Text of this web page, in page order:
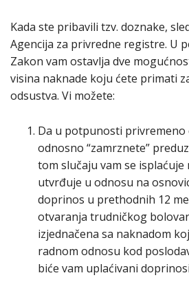
Kada ste pribavili tzv. doznake,
Agencija za privredne registre. U
Zakon vam ostavlja dve
visina naknade koju ćete primati
odsustva. Vi možete:
Da u potpunosti privremeno
odnosno “zamrznete”
tom slučaju vam se isplaćuje
utvrđuje u odnosu na
doprinos u prethodnih 12
otvaranja trudničkog
izjednačena sa naknadom
radnom odnosu kod
biće vam uplaćivani